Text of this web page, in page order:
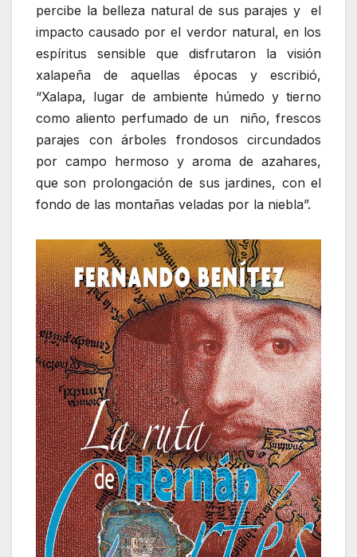
percibe la belleza natural de sus parajes y el
impacto causado por el verdor natural, en los
espíritus sensible que disfrutaron la visión
xalapeña de aquellas épocas y escribió,
“Xalapa, lugar de ambiente húmedo y tierno
como aliento perfumado de un niño, frescos
parajes con árboles frondosos circundados
por campo hermoso y aroma de azahares,
que son prolongación de sus jardines, con el
fondo de las montañas veladas por la niebla”.